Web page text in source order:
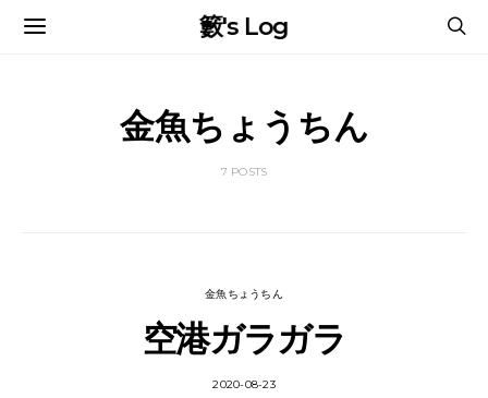
籔's Log
金魚ちょうちん
7 POSTS
金魚ちょうちん
空港ガラガラ
2020-08-23